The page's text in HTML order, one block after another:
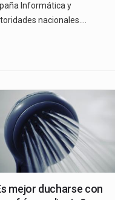
Informática y
nacionales.…
mejor ducharse con